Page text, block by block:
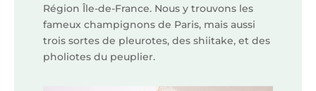
Région Île-de-France. Nous y trouvons les
fameux champignons de Paris, mais aussi
trois sortes de pleurotes, des shiitake, et des
pholiotes du peuplier.